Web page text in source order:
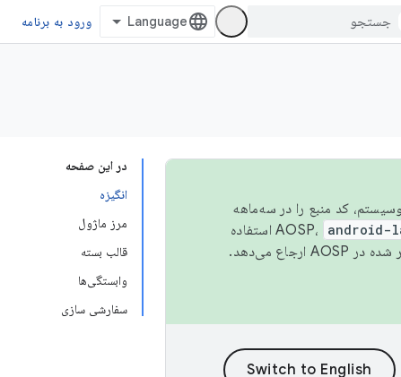
ورود به برنامه
در این صفحه
انگیزه
مرز ماژول
قالب بسته
وابستگی‌ها
سفارشی سازی
اکوسیستم، کد منبع را در سه‌ماهه
android-
استفاده
همیشه به جدیدترین نسخه منتشر شده در AOSP ارجاع می‌دهد.